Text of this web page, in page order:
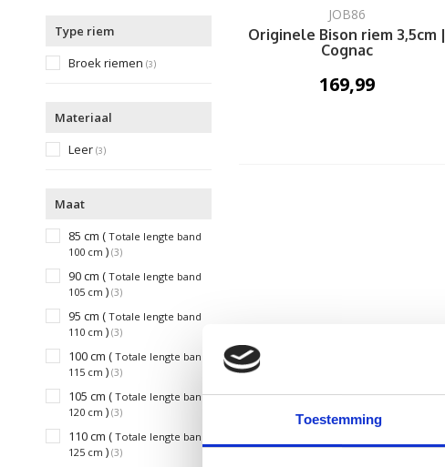
Toestemming
Type riem
Broek riemen (3)
Materiaal
Leer (3)
Maat
85 cm ( Totale lengte band
100 cm ) (3)
90 cm ( Totale lengte band
105 cm ) (3)
95 cm ( Totale lengte band
110 cm ) (3)
100 cm ( Totale lengte band
115 cm ) (3)
105 cm ( Totale lengte band
120 cm ) (3)
110 cm ( Totale lengte band
125 cm ) (3)
JOB86
Originele Bison riem 3,5cm |
Cognac
169,99